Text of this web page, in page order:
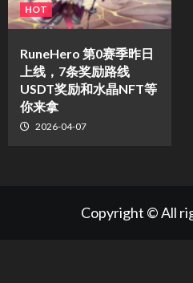
HOT
RuneHero 第0赛季昨日
上线，7条奖励路线
USDT奖励和水晶NFT等
你来拿
2026-04-07
Copyright © All